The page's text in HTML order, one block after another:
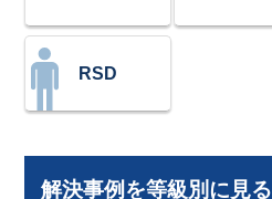
RSD
解決事例を等級別に見る